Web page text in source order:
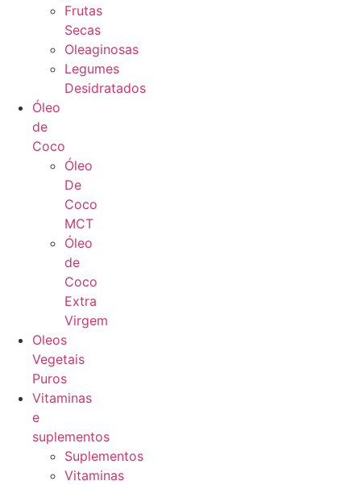
Frutas
Secas
Oleaginosas
Legumes
Desidratados
Óleo
de
Coco
Óleo
De
Coco
MCT
Óleo
de
Coco
Extra
Virgem
Oleos
Vegetais
Puros
Vitaminas
e
suplementos
Suplementos
Vitaminas